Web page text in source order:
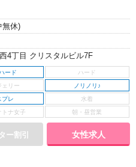
無休)
4丁目 クリスタルビル7F
ード
ノリノリ♪
プレ
女性求人